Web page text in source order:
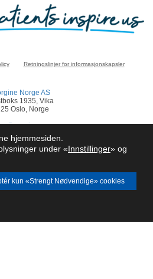
Retningslinjer for informasjonskapsler
Norge AS
1935, Vika
Oslo, Norge
rapportere en bivirkning
NP-2200024
hjemmesiden.
under «Innstillinger» og
kun «Strengt Nødvendige» cookies
Cookie Banner